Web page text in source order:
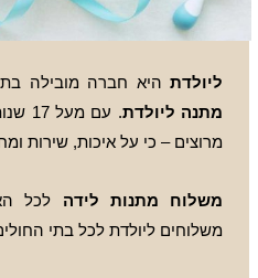
ליולדתהיא חברה מובילה
מתנה ליולדת
. עם
מרוצים – כי על איכות, שירות
משלוח מתנות לידה לכל
משלוחים ליולדת לכל בתי